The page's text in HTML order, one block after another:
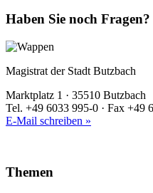
Haben Sie noch Fragen?
Magistrat der Stadt Butzbach
Marktplatz 1 · 35510 Butzbach
Tel. +49 6033 995-0 · Fax +49
E-Mail schreiben »
Themen